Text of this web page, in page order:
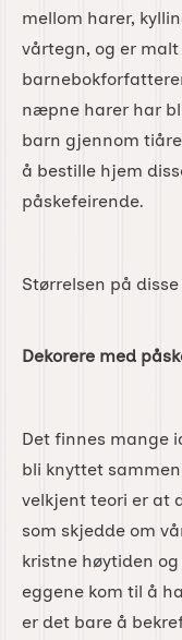
mellom harer,
vårtegn, og er
næpne harer har
barn gjennom
å bestille hjem
påskefeirende.
Størrelsen på
Dekorere med
Det finnes mange
bli knyttet
velkjent teori er at
som skjedde om
kristne høytiden
eggene kom til å
er det bare å